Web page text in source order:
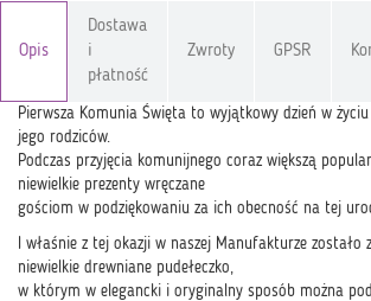
Opis
Dostawa
i
płatność
Zwroty GPSR
Pierwsza Komunia Święta to wyjątkowy dzień w
jego rodziców.
Podczas przyjęcia komunijnego coraz większą
niewielkie prezenty wręczane
gościom w podziękowaniu za ich obecność na tej
I właśnie z tej okazji w naszej Manufakturze zostało
niewielkie drewniane pudełeczko,
w którym w elegancki i oryginalny sposób można